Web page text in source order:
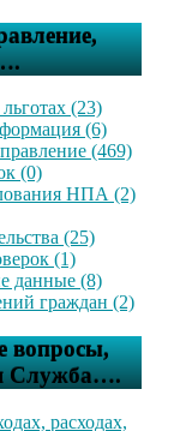
(23)
(6)
(469)
(0)
НПА (2)
(25)
(1)
данные (8)
граждан (2)
вопросы,
Служба….
расходах,